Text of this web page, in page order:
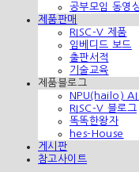
공부모임 동영
제품판매
RISC-V 제품
임베디드 보드
출판서적
기술교육
제품블로그
NPU(hailo) AI
RISC-V 블로그
똑똑한왕자
hes-House
게시판
참고사이트